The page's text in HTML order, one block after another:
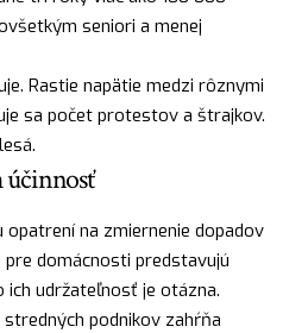
seniori a menej
Rastie napätie medzi rôznymi
sa počet protestov a štrajkov.
účinnosť
na zmiernenie dopadov
pre domácnosti predstavujú
ich udržateľnosť je otázna.
podnikov zahŕňa